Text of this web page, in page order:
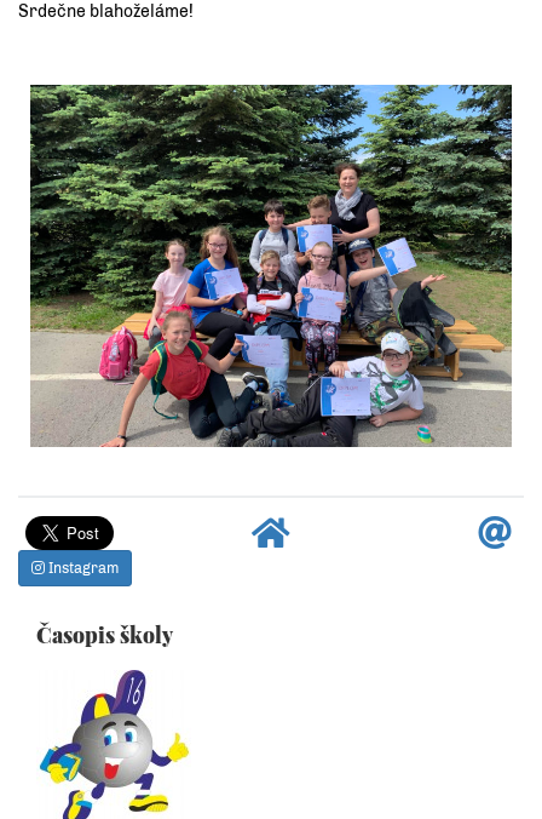
Srdečne blahoželáme!
Instagram
Časopis školy